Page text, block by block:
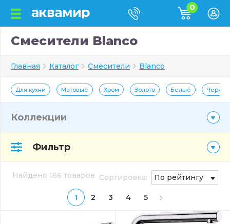
0
Смесители Blanco
Главная Каталог Смесители Blanco
Для кухни Матовые Хром Золото Белые Черные
Коллекции
Фильтр
Найдено 166 товаров
1 2 3 4 5
Сортировка: По рейтингу